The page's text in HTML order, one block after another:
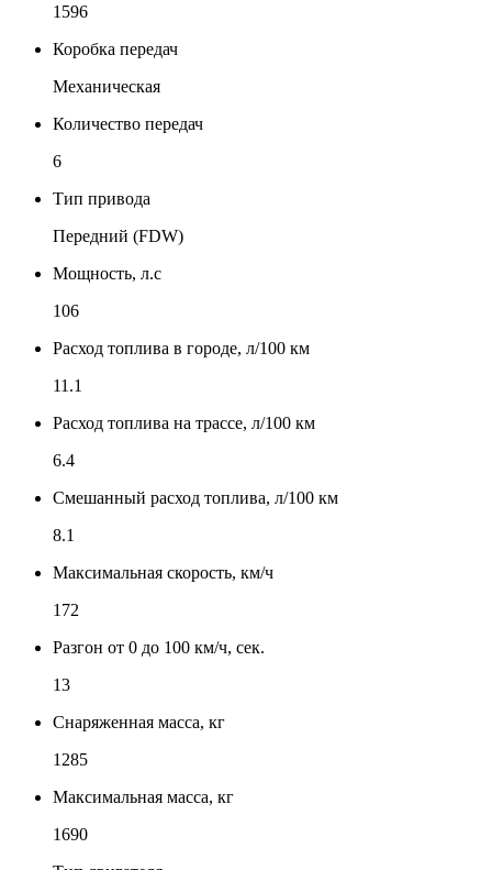
1596
Коробка передач
Механическая
Количество передач
6
Тип привода
Передний (FDW)
Мощность, л.с
106
Расход топлива в городе, л/100 км
11.1
Расход топлива на трассе, л/100 км
6.4
Смешанный расход топлива, л/100 км
8.1
Максимальная скорость, км/ч
172
Разгон от 0 до 100 км/ч, сек.
13
Снаряженная масса, кг
1285
Максимальная масса, кг
1690